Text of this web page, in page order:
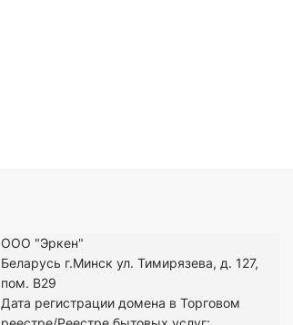
ООО "Эркен"
Беларусь г.Минск ул. Тимирязева, д. 127,
пом. В29
Дата регистрации домена в Торговом